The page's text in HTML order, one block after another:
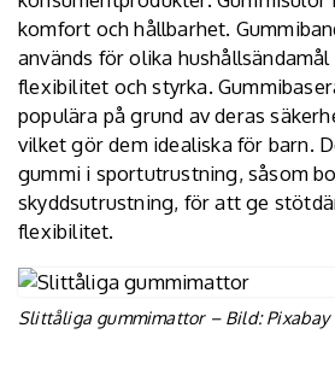
komfort och hållbarhet.
används för olika
flexibilitet och styrka.
populära på grund av deras
vilket gör dem idealiska för barn.
gummi i sportutrustning, såsom
skyddsutrustning, för att ge
flexibilitet.
Slittåliga gummimattor – Bild: Pixabay